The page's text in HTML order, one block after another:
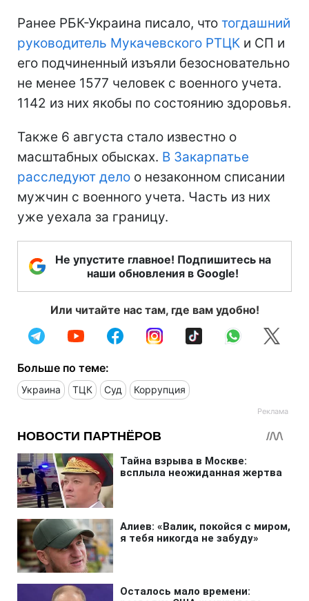
Ранее РБК-Украина писало, что тогдашний
руководитель Мукачевского РТЦК и СП и
его подчиненный изъяли безосновательно
не менее 1577 человек с военного учета.
1142 из них якобы по состоянию здоровья.
Также 6 августа стало известно о
масштабных обысках. В Закарпатье
расследуют дело о незаконном списании
мужчин с военного учета. Часть из них
уже уехала за границу.
Не упустите главное! Подпишитесь на
наши обновления в Google!
Или читайте нас там, где вам удобно!
Больше по теме:
Украина ТЦК Суд Коррупция